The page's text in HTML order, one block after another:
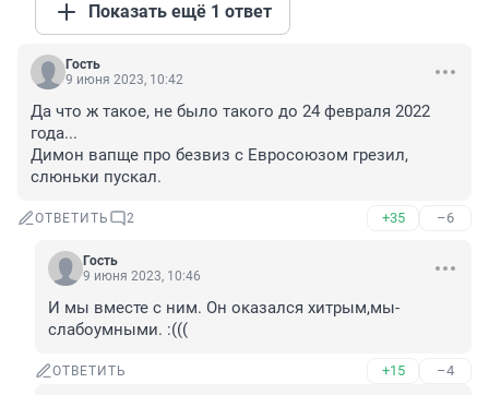
Показать ещё 1 ответ
Гость
9 июня 2023, 10:42
Да что ж такое, не было такого до 24 февраля 2022
года...
Димон вапще про безвиз с Евросоюзом грезил,
слюньки пускал.
ОТВЕТИТЬ 2 +35 –6
Гость
9 июня 2023, 10:46
И мы вместе с ним. Он оказался хитрым,мы-
слабоумными. :(((
ОТВЕТИТЬ +15 –4